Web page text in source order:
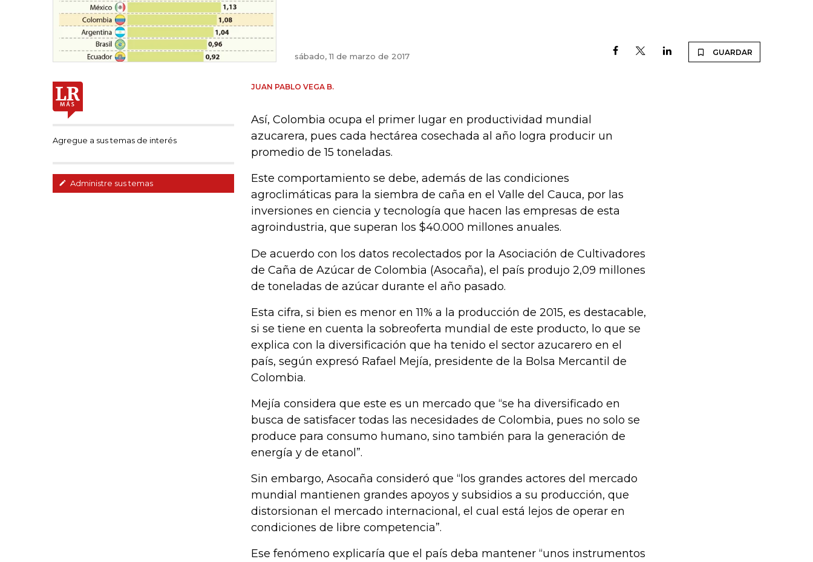
sábado, 11 de marzo de 2017 GUARDAR
Agregue a sus temas de interés
Administre sus temas
JUAN PABLO VEGA B.
Así, Colombia ocupa el primer lugar en productividad mundial
azucarera, pues cada hectárea cosechada al año logra producir un
promedio de 15 toneladas.
Este comportamiento se debe, además de las condiciones
agroclimáticas para la siembra de caña en el Valle del Cauca, por las
inversiones en ciencia y tecnología que hacen las empresas de esta
agroindustria, que superan los $40.000 millones anuales.
De acuerdo con los datos recolectados por la Asociación de Cultivadores
de Caña de Azúcar de Colombia (Asocaña), el país produjo 2,09 millones
de toneladas de azúcar durante el año pasado.
Esta cifra, si bien es menor en 11% a la producción de 2015, es destacable,
si se tiene en cuenta la sobreoferta mundial de este producto, lo que se
explica con la diversificación que ha tenido el sector azucarero en el
país, según expresó Rafael Mejía, presidente de la Bolsa Mercantil de
Colombia.
Mejía considera que este es un mercado que “se ha diversificado en
busca de satisfacer todas las necesidades de Colombia, pues no solo se
produce para consumo humano, sino también para la generación de
energía y de etanol”.
Sin embargo, Asocaña consideró que “los grandes actores del mercado
mundial mantienen grandes apoyos y subsidios a su producción, que
distorsionan el mercado internacional, el cual está lejos de operar en
condiciones de libre competencia”.
Ese fenómeno explicaría que el país deba mantener “unos instrumentos